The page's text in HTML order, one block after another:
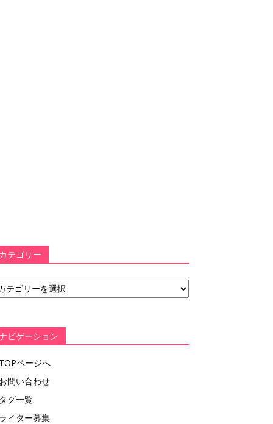
カテゴリー
ビゲーション
TOPページへ
お問い合わせ
タグ一覧
ライター募集